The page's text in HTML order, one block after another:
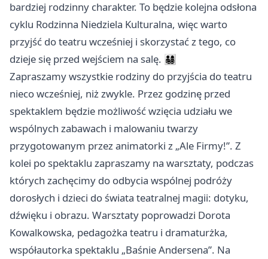
bardziej rodzinny charakter. To będzie kolejna odsłona
cyklu Rodzinna Niedziela Kulturalna, więc warto
przyjść do teatru wcześniej i skorzystać z tego, co
dzieje się przed wejściem na salę. 👨‍👩‍👧‍👦
Zapraszamy wszystkie rodziny do przyjścia do teatru
nieco wcześniej, niż zwykle. Przez godzinę przed
spektaklem będzie możliwość wzięcia udziału we
wspólnych zabawach i malowaniu twarzy
przygotowanym przez animatorki z „Ale Firmy!”. Z
kolei po spektaklu zapraszamy na warsztaty, podczas
których zachęcimy do odbycia wspólnej podróży
dorosłych i dzieci do świata teatralnej magii: dotyku,
dźwięku i obrazu. Warsztaty poprowadzi Dorota
Kowalkowska, pedagożka teatru i dramaturżka,
współautorka spektaklu „Baśnie Andersena”. Na